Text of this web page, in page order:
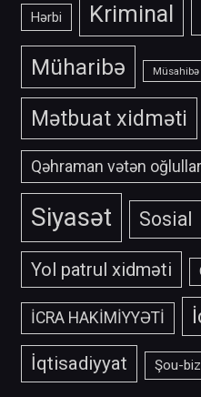
Hərbi Kriminal
Müharibə Müsahibə
Mətbuat xidməti
Qəhraman vətən
Siyasət Sosial
Yol patrul xidməti
İCRA HAKİMİYYƏTİ
İqtisadiyyat Şou-